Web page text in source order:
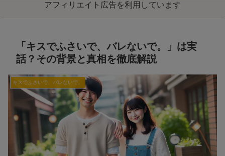
アフィリエイト広告を利用しています
「キスでふさいで、バレないで。」は実
話？その背景と真相を徹底解説
キスでふさいで、バレないで。